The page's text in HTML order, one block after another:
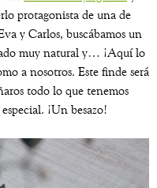
protagonista de una de
y Carlos, buscábamos un
muy natural y… ¡Aquí lo
a nosotros. Este finde será
todo lo que tenemos
¡Un besazo!